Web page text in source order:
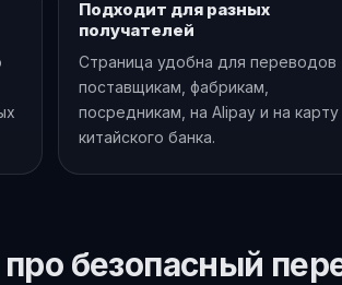
Подходит для разных
получателей
Страница удобна для переводов
поставщикам, фабрикам,
посредникам, на Alipay и на карту
китайского банка.
безопасный